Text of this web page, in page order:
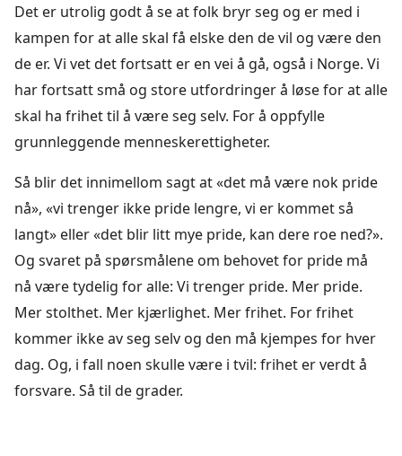
Det er utrolig godt å se at folk bryr seg og er med i
kampen for at alle skal få elske den de vil og være den
de er. Vi vet det fortsatt er en vei å gå, også i Norge. Vi
har fortsatt små og store utfordringer å løse for at alle
skal ha frihet til å være seg selv. For å oppfylle
grunnleggende menneskerettigheter.
Så blir det innimellom sagt at «det må være nok pride
nå», «vi trenger ikke pride lengre, vi er kommet så
langt» eller «det blir litt mye pride, kan dere roe ned?».
Og svaret på spørsmålene om behovet for pride må
nå være tydelig for alle: Vi trenger pride. Mer pride.
Mer stolthet. Mer kjærlighet. Mer frihet. For frihet
kommer ikke av seg selv og den må kjempes for hver
dag. Og, i fall noen skulle være i tvil: frihet er verdt å
forsvare. Så til de grader.